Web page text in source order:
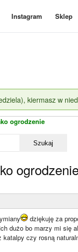
Instagram Sklep
kiermasz w
ogrodzenie
Szukaj
dziękuję za
dużo bo marzy mi się
czy rosną